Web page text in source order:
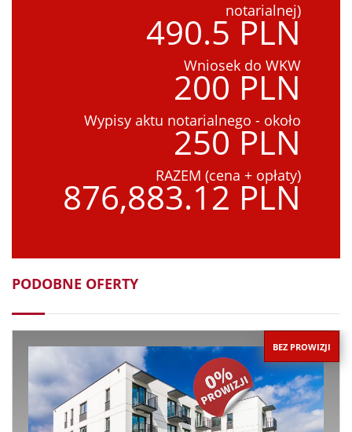
notarialnej)
490.5 PLN
Wniosek do WKW
200 PLN
Wypisy aktu notarialnego - około
250 PLN
RAZEM (cena + opłaty)
876,883.12 PLN
PODOBNE OFERTY
BEZ PROWIZJI